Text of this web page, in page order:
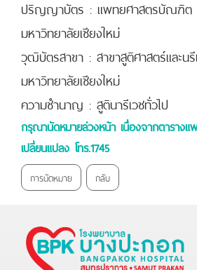
ปริญญาบัตร : แพทยศาสตรบัณฑิต
มหาวิทยาลัยเชียงใหม่
วุฒิบัตรสาขา : สาขาสูติศาสตร์และนรี
มหาวิทยาลัยเชียงใหม่
ความชำนาญ : สูตินารีเวชทั่วไป
กรุณานัดหมายล่วงหน้า เนื่องจากตารางแ
เปลี่ยนแปลง โทร.1745
การนัดหมาย กลับ